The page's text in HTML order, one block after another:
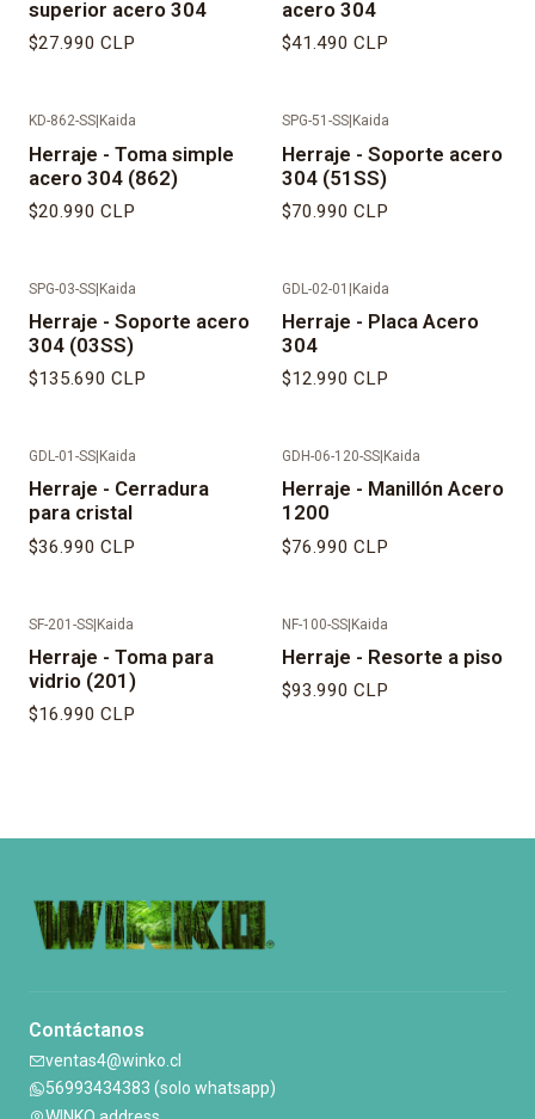
superior acero 304
$27.990 CLP
acero 304
$41.490 CLP
KD-862-SS Kaida
Herraje - Toma simple
acero 304 (862)
$20.990 CLP
SPG-51-SS Kaida
Herraje - Soporte acero
304 (51SS)
$70.990 CLP
SPG-03-SS|Kaida
Herraje - Soporte acero
304 (03SS)
$135.690 CLP
GDL-02-01 |Kaida
Herraje - Placa Acero
304
$12.990 CLP
GDL-01-SS Kaida
Herraje - Cerradura
para cristal
$36.990 CLP
GDH-06-120-SS Kaida
Herraje - Manillón Acero
1200
$76.990 CLP
SF-201-SS|Kaida
Herraje - Toma para
vidrio (201)
$16.990 CLP
NF-100-SS|Kaida
Herraje - Resorte a piso
$93.990 CLP
Contáctanos
ventas4@winko.cl
56993434383 (solo whatsapp)